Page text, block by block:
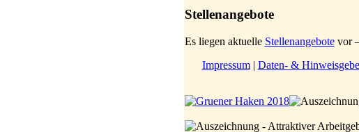
Stellenangebote
Es liegen aktuelle Stellenangebotevor –
Impressum| Daten- &